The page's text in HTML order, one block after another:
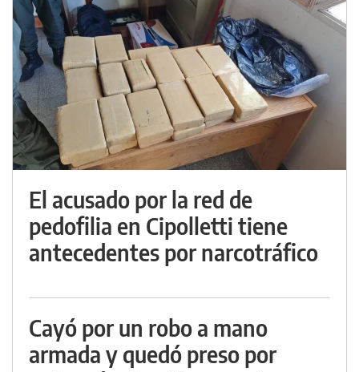
El acusado por la red de
pedofilia en Cipolletti tiene
antecedentes por narcotráfico
Cayó por un robo a mano
armada y quedó preso por